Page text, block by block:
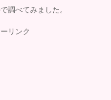
調べてみました。
リンク